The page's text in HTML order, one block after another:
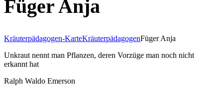
Füger Anja
Kräuterpädagogen-KarteKräuterpädagogenFüger Anja
Unkraut nennt man Pflanzen, deren Vorzüge man noch nicht
erkannt hat
Ralph Waldo Emerson